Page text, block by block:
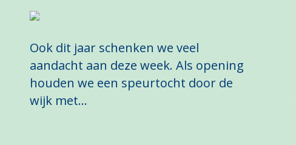
Ook dit jaar schenken we veel
aandacht aan deze week. Als opening
houden we een speurtocht door de
wijk met…